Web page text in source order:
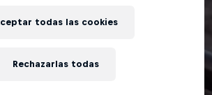
Rechazarlas todas
todas las cookies